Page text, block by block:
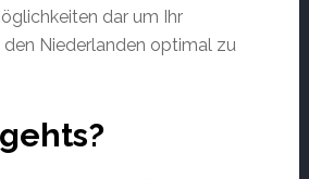
dar um Ihr
Niederlanden optimal zu